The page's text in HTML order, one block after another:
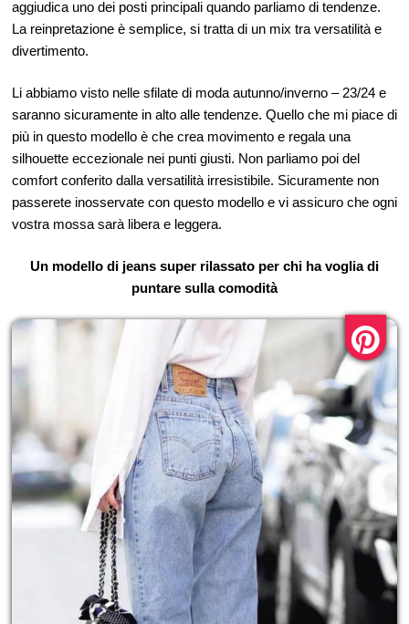
aggiudica uno dei posti principali quando parliamo di tendenze.
La reinpretazione è semplice, si tratta di un mix tra versatilità e
divertimento.
Li abbiamo visto nelle sfilate di moda autunno/inverno – 23/24 e
saranno sicuramente in alto alle tendenze. Quello che mi piace di
più in questo modello è che crea movimento e regala una
silhouette eccezionale nei punti giusti. Non parliamo poi del
comfort conferito dalla versatilità irresistibile. Sicuramente non
passerete inosservate con questo modello e vi assicuro che ogni
vostra mossa sarà libera e leggera.
Un modello di jeans super rilassato per chi ha voglia di
puntare sulla comodità